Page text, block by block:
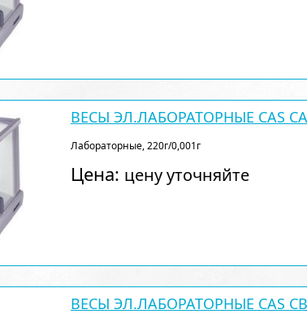
ВЕСЫ ЭЛ.ЛАБОРАТОРНЫЕ CAS
Лабораторные, 220г/0,001г
Цена: цену уточняйте
ВЕСЫ ЭЛ.ЛАБОРАТОРНЫЕ CAS